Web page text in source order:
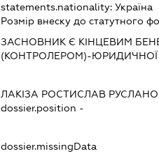
statements.nationality: Україна
Розмір внеску до статутного
ЗАСНОВНИК Є КІНЦЕВИМ
(КОНТРОЛЕРОМ)-
ЛАКІЗА РОСТИСЛАВ
dossier.position -
dossier.missingData